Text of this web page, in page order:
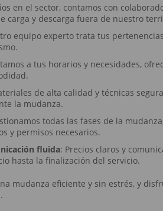
en el sector, contamos con
carga y descarga fuera de nuestro
equipo experto trata tus
a tus horarios y necesidades,
de alta calidad y técnicas
la mudanza.
todas las fases de la
y permisos necesarios.
fluida: Precios claros y
hasta la finalización del servicio.
mudanza eficiente y sin estrés, y